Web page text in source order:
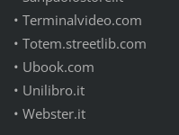
• Terminalvideo.com
• Totem.streetlib.com
• Ubook.com
• Unilibro.it
• Webster.it